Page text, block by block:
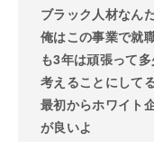
ブラック人材なん
俺はこの事業で就
も3年は頑張って
考えることにして
最初からホワイト
が良いよ